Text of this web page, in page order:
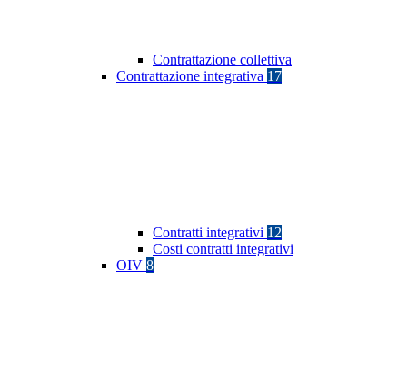
Contrattazione collettiva
Contrattazione integrativa 17
Contratti integrativi 12
Costi contratti integrativi
OIV 8